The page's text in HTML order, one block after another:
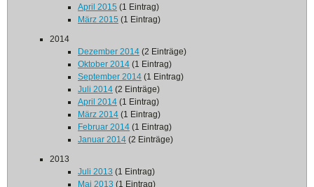
April 2015 (1 Eintrag)
März 2015 (1 Eintrag)
2014
Dezember 2014 (2 Einträge)
Oktober 2014 (1 Eintrag)
September 2014 (1 Eintrag)
Juli 2014 (2 Einträge)
April 2014 (1 Eintrag)
März 2014 (1 Eintrag)
Februar 2014 (1 Eintrag)
Januar 2014 (2 Einträge)
2013
Juli 2013 (1 Eintrag)
Mai 2013 (1 Eintrag)